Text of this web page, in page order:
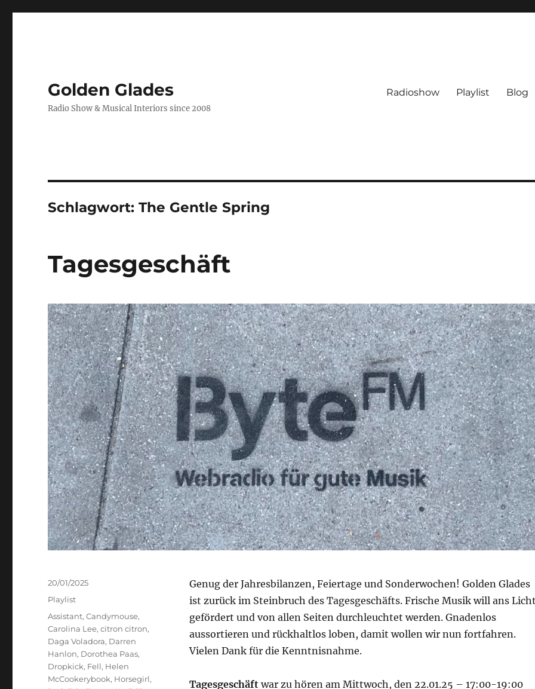
Golden Glades
Radio Show & Musical Interiors since 2008
Radioshow Playlist Blog
Schlagwort:The Gentle Spring
Tagesgeschäft
Genug der Jahresbilanzen, Feiertage und Sonderwochen! Golden Glades
ist zurück im Steinbruch des Tagesgeschäfts. Frische Musik will ans
gefördert und von allen Seiten durchleuchtet werden. Gnadenlos
aussortieren und rückhaltlos loben, damit wollen wir nun fortfahren.
Vielen Dank für die Kenntnisnahme.
Tagesgeschäft war zu hören am Mittwoch, den 22.01.25 – 17:00-19:00
Veröffentlicht
am
20/01/2025
Kategorien
Playlist
Schlagwörter
Assistant,Candymouse,
Carolina Lee,citron citron,
Daga Voladora, Darren
Hanlon, Dorothea Paas,
Dropkick, Fell, Helen
McCookerybook, Horsegirl,